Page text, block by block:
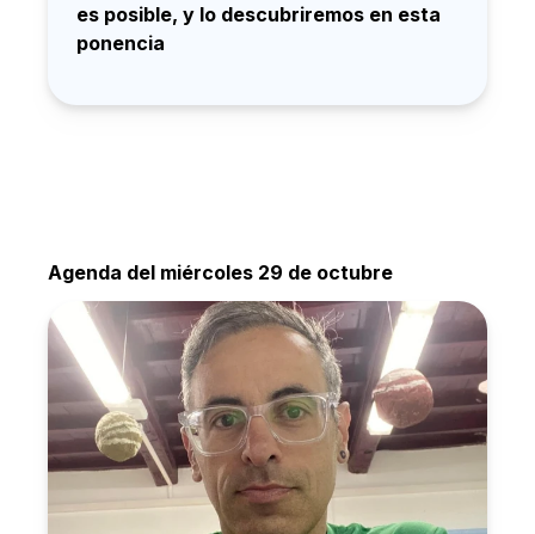
es posible, y lo descubriremos en esta
ponencia
Agenda del miércoles 29 de octubre